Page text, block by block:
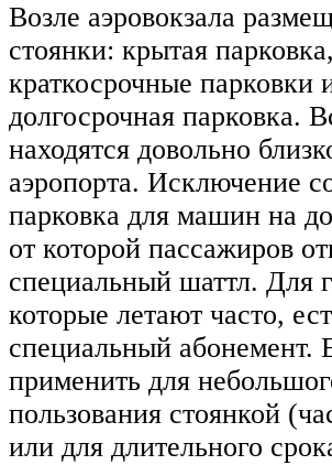
Возле аэровокзала
стоянки: крытая
краткосрочные парковки
долгосрочная парковка.
находятся довольно
аэропорта. Исключение
парковка для машин на
от которой пассажиров
специальный шаттл. Для
которые летают часто,
специальный абонемент.
применить для
пользования стоянкой
или для длительного